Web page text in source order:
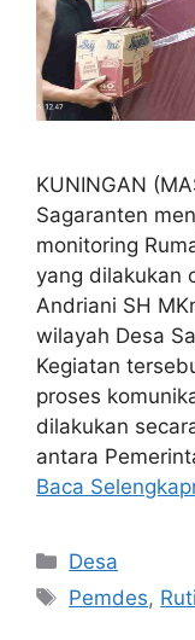
KUNINGAN
Sagaranten
monitoring
yang dilakukan
Andriani SH
wilayah Desa
Kegiatan
proses
dilakukan
antara
Baca
Kategori
Desa
Tag
Pemdes,